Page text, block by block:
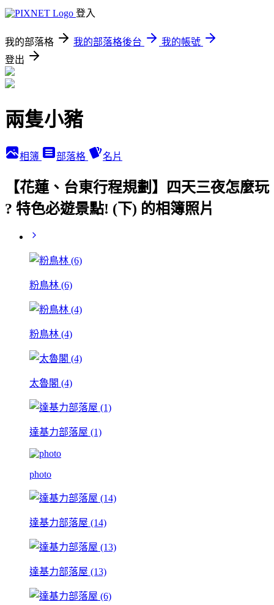
登入
我的部落格 我的部落格後台
我的帳號
登出
兩隻小豬
相簿 部落格 名片
【花蓮、台東行程規劃】四天三夜怎麼玩
? 特色必遊景點! (下) 的相簿照片
粉鳥林 (6)
粉鳥林 (4)
太魯閣 (4)
達基力部落屋 (1)
photo
達基力部落屋 (14)
達基力部落屋 (13)